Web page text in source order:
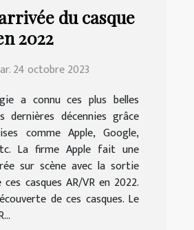
du casque
2022
24 octobre 2023
a connu ces plus belles
dernières décennies grâce
comme Apple, Google,
La firme Apple fait une
sur scène avec la sortie
casques AR/VR en 2022.
de ces casques. Le